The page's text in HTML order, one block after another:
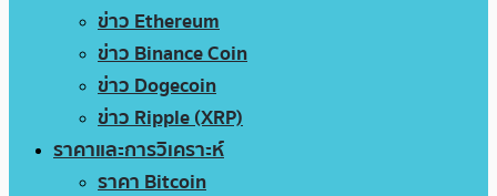
ข่าว Ethereum
ข่าว Binance Coin
ข่าว Dogecoin
ข่าว Ripple (XRP)
ราคาและการวิเคราะห์
ราคา Bitcoin